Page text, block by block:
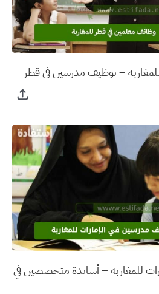
– توظيف مدرسين في قطر
للمغاربة – أساتذة متخصصين في